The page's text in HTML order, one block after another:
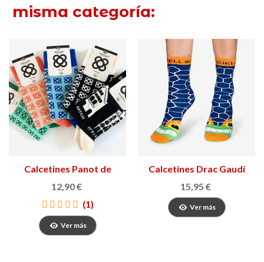
misma categoría:
Calcetines Panot de
Barcelona
12,90 €
(1)
Ver más
Calcetines Drac Gaudí
15,95 €
Ver más